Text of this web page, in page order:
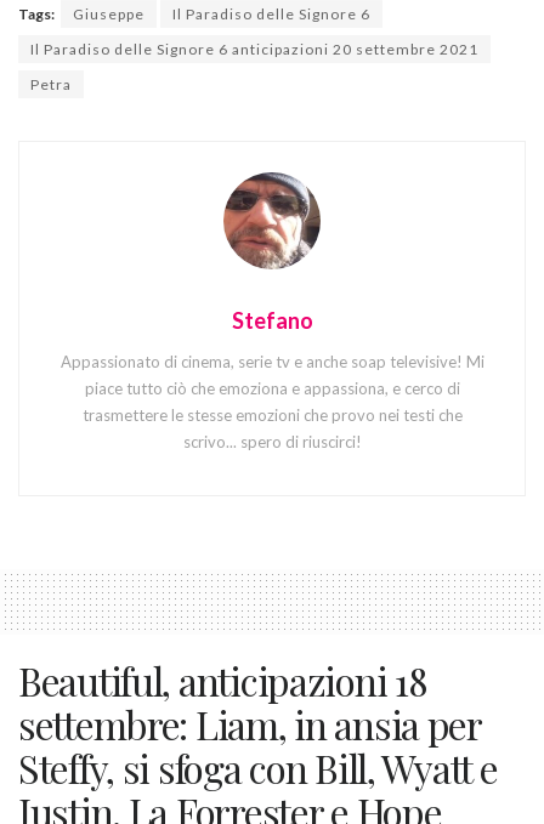
Tags: Giuseppe
Il Paradiso delle Signore 6
Il Paradiso delle Signore 6 anticipazioni 20 settembre 2021
Petra
Stefano
Appassionato di cinema, serie tv e anche soap televisive! Mi
piace tutto ciò che emoziona e appassiona, e cerco di
trasmettere le stesse emozioni che provo nei testi che
scrivo... spero di riuscirci!
Beautiful, anticipazioni 18
settembre: Liam, in ansia per
Steffy, si sfoga con Bill, Wyatt e
Justin. La Forrester e Hope